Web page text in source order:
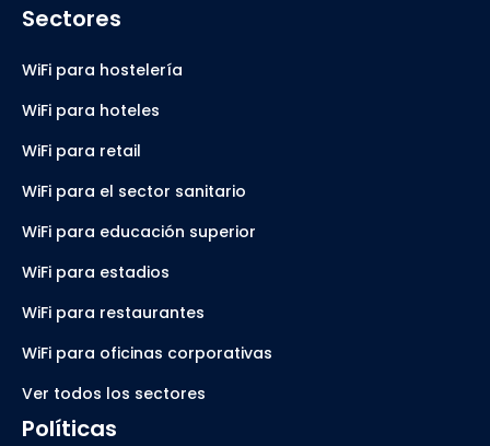
Sectores
WiFi para hostelería
WiFi para hoteles
WiFi para retail
WiFi para el sector sanitario
WiFi para educación superior
WiFi para estadios
WiFi para restaurantes
WiFi para oficinas corporativas
Ver todos los sectores
Políticas